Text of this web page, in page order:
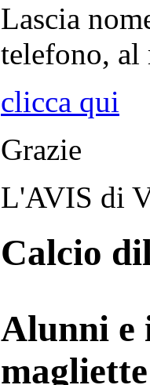
Lascia
telefono, al
clicca qui
Grazie
L'AVIS di
Calcio
Alunni e